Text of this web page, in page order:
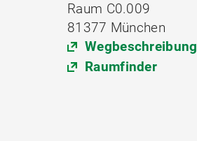
Raum C0.009
81377 München
Wegbeschreibung
Raumfinder